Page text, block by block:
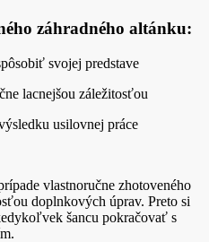
záhradného altánku:
svojej predstave
lacnejšou záležitosťou
usilovnej práce
vlastnoručne zhotoveného
doplnkových úprav. Preto si
šancu pokračovať s